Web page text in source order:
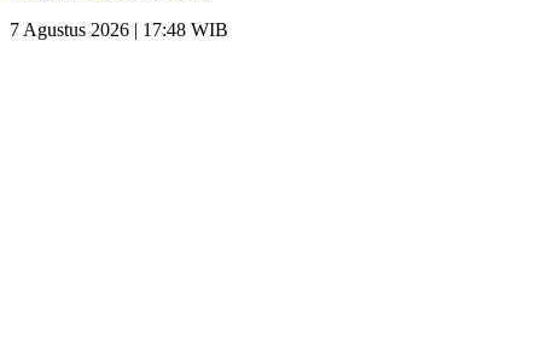
7 Agustus 2026 | 17:48 WIB